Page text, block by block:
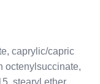
caprylic/capric
octenylsuccinate,